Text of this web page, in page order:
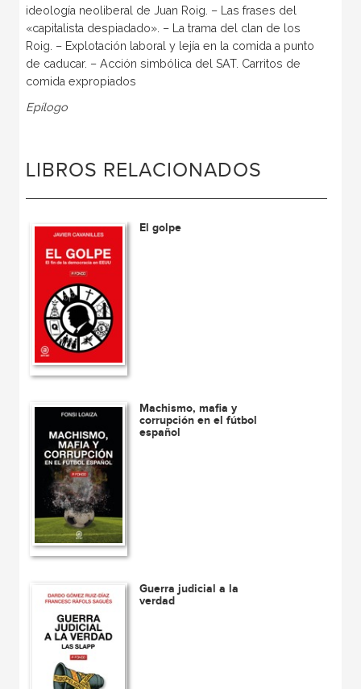
ideología neoliberal de Juan Roig. – Las frases del
«capitalista despiadado». – La trama del clan de los
Roig. – Explotación laboral y lejía en la comida a pun­to
de caducar. – Acción simbólica del SAT. Carritos de
comida expropiados
Epílogo
LIBROS RELACIONADOS
El golpe
Machismo, mafia y
corrupción en el fútbol
español
Guerra judicial a la
verdad